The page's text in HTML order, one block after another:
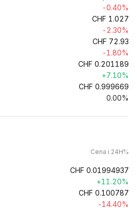
-0.40%
CHF 1.027
-2.30%
CHF 72.93
-1.80%
CHF 0.201189
+7.10%
CHF 0.999669
0.00%
Cena i 24H%
CHF 0.01994937
+11.20%
CHF 0.100787
-14.40%